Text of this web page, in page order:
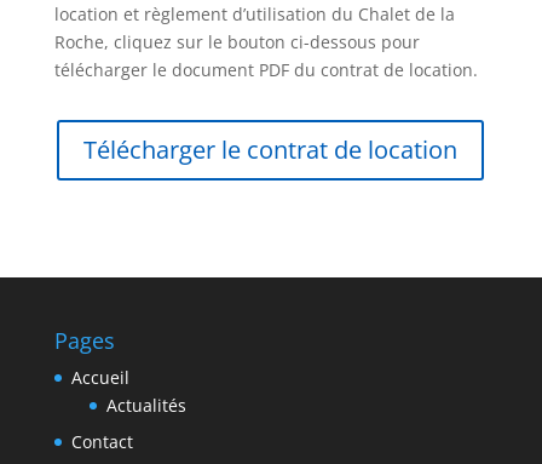
location et règlement d’utilisation du Chalet de la
Roche, cliquez sur le bouton ci-dessous pour
télécharger le document PDF du contrat de location.
Télécharger le contrat de location
Pages
Accueil
Actualités
Contact